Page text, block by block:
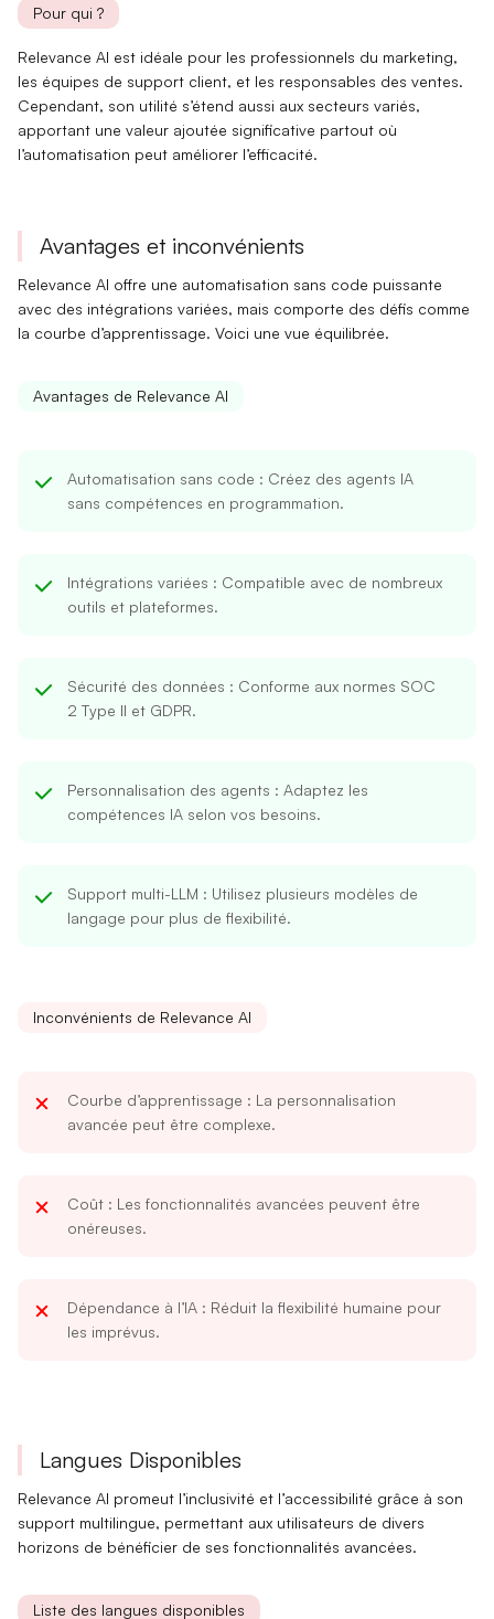
Pour qui ?
Relevance AI est idéale pour les professionnels du marketing,
les équipes de support client, et les responsables des ventes.
Cependant, son utilité s’étend aussi aux secteurs variés,
apportant une valeur ajoutée significative partout où
l’automatisation peut améliorer l’efficacité.
Avantages et inconvénients
Relevance AI offre une automatisation sans code puissante
avec des intégrations variées, mais comporte des défis comme
la courbe d’apprentissage. Voici une vue équilibrée.
Avantages de Relevance AI
Automatisation sans code : Créez des agents IA
sans compétences en programmation.
Intégrations variées : Compatible avec de nombreux
outils et plateformes.
Sécurité des données : Conforme aux normes SOC
2 Type II et GDPR.
Personnalisation des agents : Adaptez les
compétences IA selon vos besoins.
Support multi-LLM : Utilisez plusieurs modèles de
langage pour plus de flexibilité.
Inconvénients de Relevance AI
Courbe d’apprentissage : La personnalisation
avancée peut être complexe.
Coût : Les fonctionnalités avancées peuvent être
onéreuses.
Dépendance à l’IA : Réduit la flexibilité humaine pour
les imprévus.
Langues Disponibles
Relevance AI promeut l’inclusivité et l’accessibilité grâce à son
support multilingue, permettant aux utilisateurs de divers
horizons de bénéficier de ses fonctionnalités avancées.
Liste des langues disponibles